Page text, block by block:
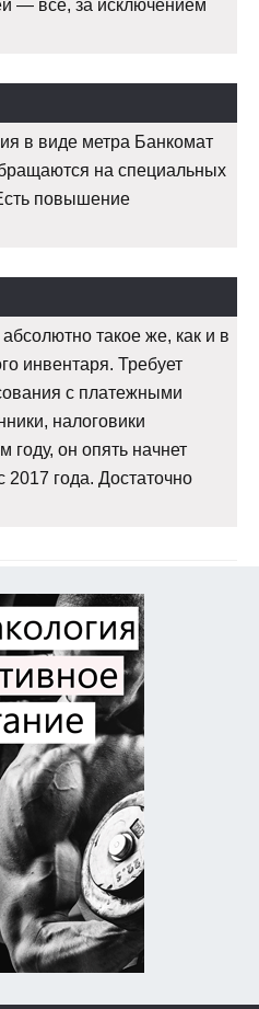
— все, за исключением
в виде метра Банкомат
на специальных
повышение
такое же, как и в
инвентаря. Требует
с платежными
налоговики
году, он опять начнет
2017 года. Достаточно